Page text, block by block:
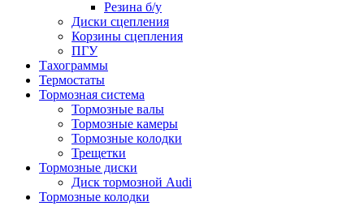
Резина б/у
Диски сцепления
Корзины сцепления
ПГУ
Тахограммы
Термостаты
Тормозная система
Тормозные валы
Тормозные камеры
Тормозные колодки
Трещетки
Тормозные диски
Диск тормозной Audi
Тормозные колодки